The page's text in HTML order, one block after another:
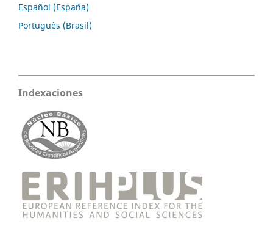
Español (España)
Português (Brasil)
Indexaciones